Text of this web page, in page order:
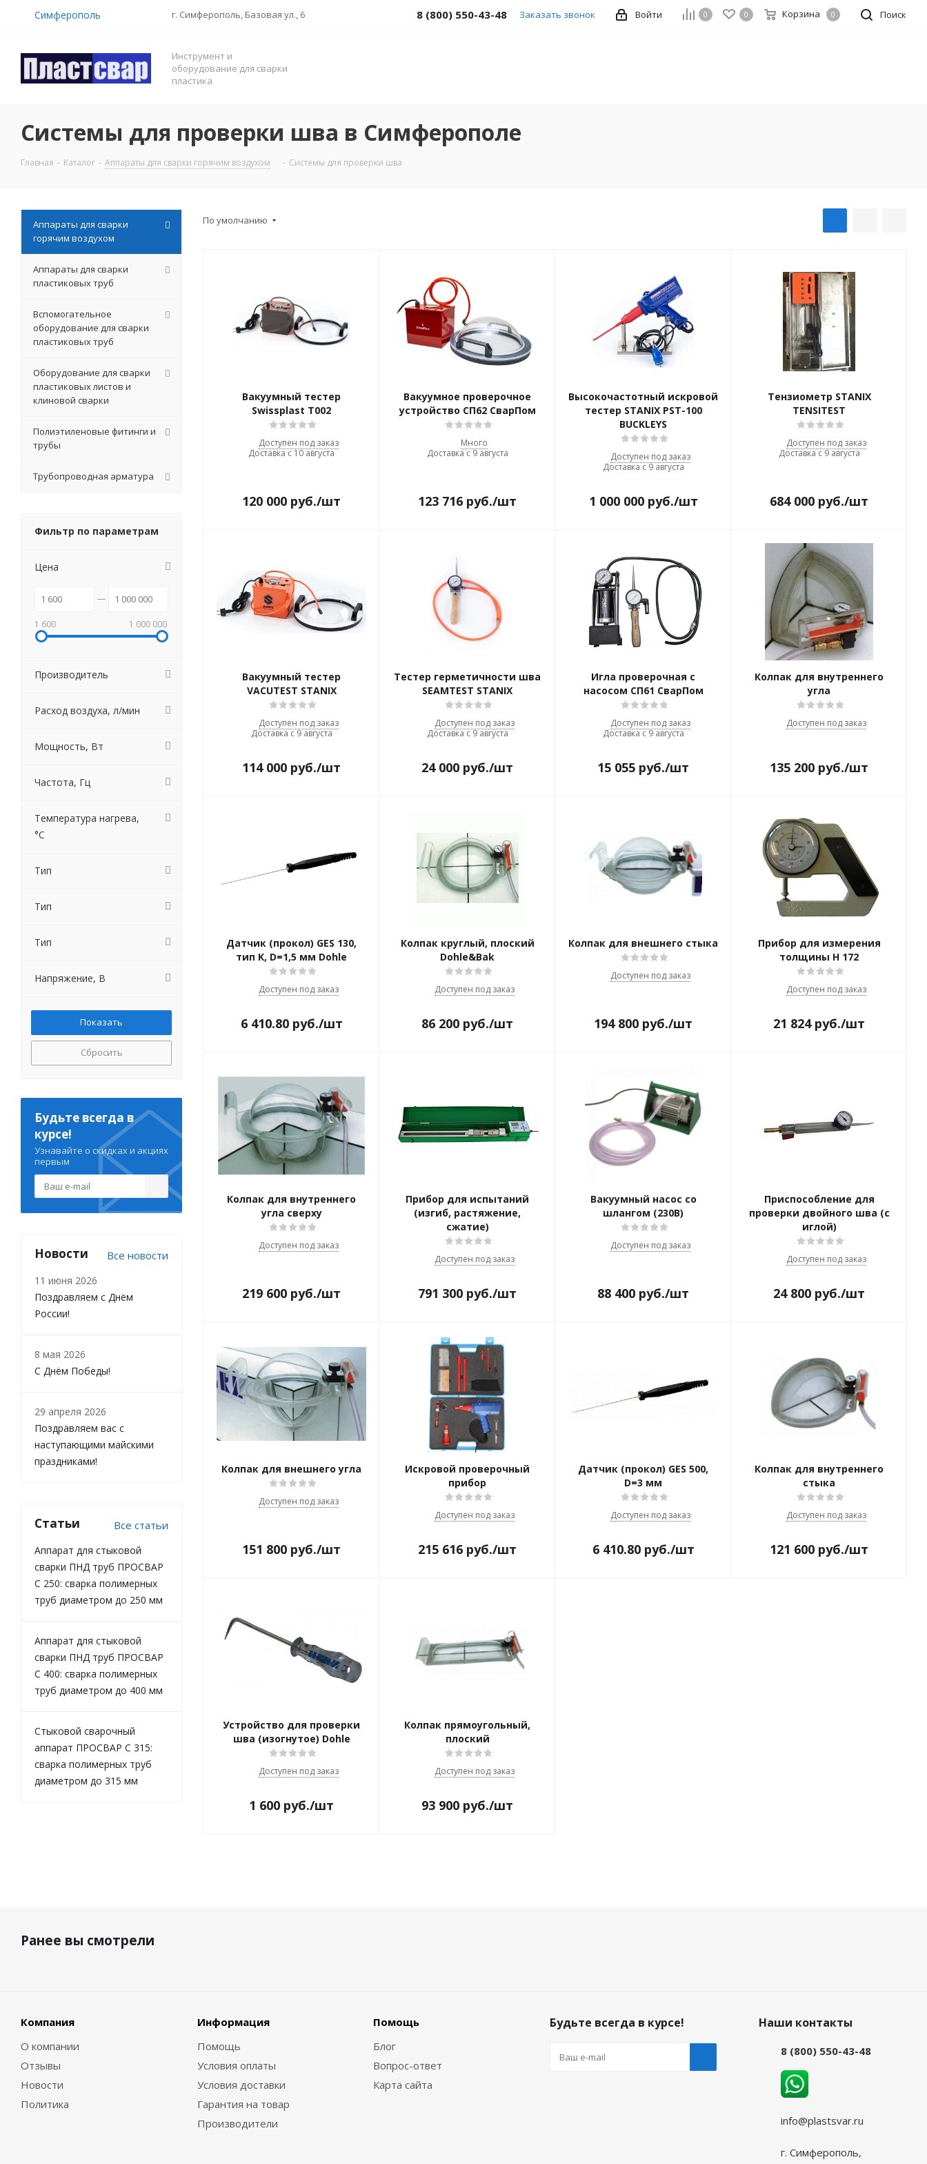
Симферополь г. Симферополь, Базовая ул., 6 Поиск
0 0 Корзина 0
Войти
8 (800) 550-43-48 Заказать звонок
Инструмент и
оборудование для сварки
пластика
Системы для проверки шва в Симферополе
Главная - Каталог - Аппараты для сварки горячим воздухом - Системы для проверки шва
По умолчанию
Вакуумный тестер
Swissplast T002
Доступен под заказ
Доставка с 10 августа
120 000 руб./шт
Вакуумное проверочное
устройство СП62 СварПом
Много
Доставка с 9 августа
123 716 руб./шт
Высокочастотный искровой
тестер STANIX PST-100
BUCKLEYS
Доступен под заказ
Доставка с 9 августа
1 000 000руб./шт
Тензиометр STANIX
TENSITEST
Доступен под заказ
Доставка с 9 августа
684 000 руб./шт
Вакуумный тестер
VACUTEST STANIX
Доступен под заказ
Доставка с 9 августа
114 000 руб./шт
Тестер герметичности шва
SEAMTEST STANIX
Доступен под заказ
Доставка с 9 августа
24 000 руб./шт
Игла проверочная с
насосом СП61 СварПом
Доступен под заказ
Доставка с 9 августа
15 055 руб./шт
Колпак для внутреннего
угла
Доступен под заказ
135 200 руб./шт
Датчик (прокол) GES 130,
тип K, D=1,5 мм Dohle
Доступен под заказ
6 410.80руб./шт
Колпак круглый, плоский
Dohle&Bak
Доступен под заказ
86 200 руб./шт
Колпак для внешнего стыка
Доступен под заказ
194 800 руб./шт
Прибор для измерения
толщины H 172
Доступен под заказ
21 824руб./шт
Колпак для внутреннего
угла сверху
Доступен под заказ
219 600 руб./шт
Прибор для испытаний
(изгиб, растяжение,
сжатие)
Доступен под заказ
791 300 руб./шт
Вакуумный насос со
шлангом (230В)
Доступен под заказ
88 400 руб./шт
Приспособление для
проверки двойного шва (с
иглой)
Доступен под заказ
24 800 руб./шт
Колпак для внешнего угла
Доступен под заказ
151 800 руб./шт
Искровой проверочный
прибор
Доступен под заказ
215 616 руб./шт
Датчик (прокол) GES 500,
D=3 мм
Доступен под заказ
6 410.80руб./шт
Колпак для внутреннего
стыка
Доступен под заказ
121 600 руб./шт
Устройство для проверки
шва (изогнутое) Dohle
Доступен под заказ
1 600 руб./шт
Колпак прямоугольный,
плоский
Доступен под заказ
93 900 руб./шт
Аппараты для сварки
горячим воздухом
Аппараты для сварки
пластиковых труб
Вспомогательное
оборудование для сварки
пластиковых труб
Оборудование для сварки
пластиковых листов и
клиновой сварки
Полиэтиленовые фитинги и
трубы
Трубопроводная арматура
Фильтр по параметрам
Цена
1 600 1 000 000
Производитель
Расход воздуха, л/мин
Мощность, Вт
Частота, Гц
Температура нагрева,
°С
Тип
Тип
Тип
Напряжение, В
Сбросить
Будьте всегда в
курсе!
Узнавайте о скидках и акциях
первым
Новости Все новости
11 июня 2026
Поздравляем с Днём
России!
8 мая 2026
С Днём Победы!
29 апреля 2026
Поздравляем вас с
наступающими майскими
праздниками!
Статьи Все статьи
Аппарат для стыковой
сварки ПНД труб ПРОСВАР
С 250: сварка полимерных
труб диаметром до 250 мм
Аппарат для стыковой
сварки ПНД труб ПРОСВАР
С 400: сварка полимерных
труб диаметром до 400 мм
Стыковой сварочный
аппарат ПРОСВАР С 315:
сварка полимерных труб
диаметром до 315 мм
Ранее вы смотрели
Компания
О компании
Отзывы
Новости
Политика
Информация
Помощь
Условия оплаты
Условия доставки
Гарантия на товар
Производители
Помощь
Блог
Вопрос-ответ
Карта сайта
Будьте всегда в курсе! Наши контакты
8 (800) 550-43-48
info@plastsvar.ru
г. Симферополь,